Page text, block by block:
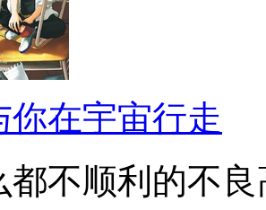
你在宇宙行走
都不顺利的不良